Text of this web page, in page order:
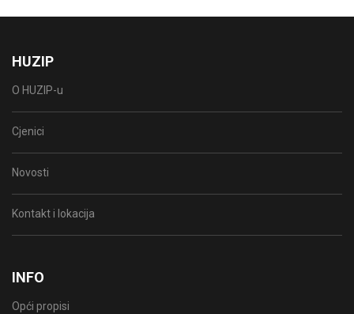
HUZIP
O HUZIP-u
Cjenici
Novosti
Kontakt i lokacija
INFO
Opći propisi